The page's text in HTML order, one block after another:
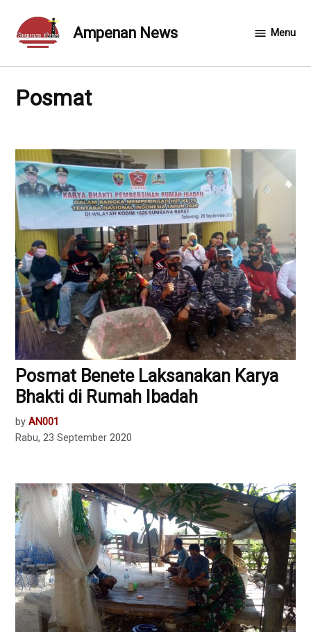
content
Ampenan News Menu
Posmat
Posmat Benete Laksanakan Karya
Bhakti di Rumah Ibadah
by AN001
Rabu, 23 September 2020